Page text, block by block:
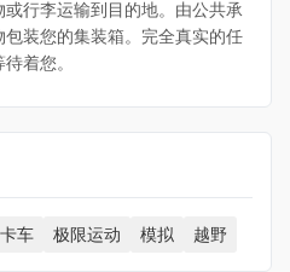
行李运输到目的地。由公共承
装您的集装箱。完全真实的任
着您。
卡车 极限运动 模拟 越野